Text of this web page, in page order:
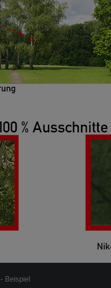
- Beispiel